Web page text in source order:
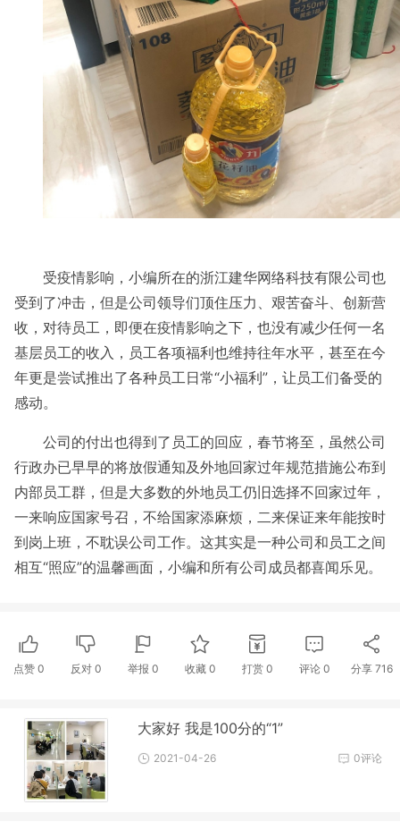
受疫情影响，小编所在的浙江建华网络科技有限公司也
受到了冲击，但是公司领导们顶住压力、艰苦奋斗、创新营
收，对待员工，即便在疫情影响之下，也没有减少任何一名
基层员工的收入，员工各项福利也维持往年水平，甚至在今
年更是尝试推出了各种员工日常“小福利”，让员工们备受的
感动。
公司的付出也得到了员工的回应，春节将至，虽然公司
行政办已早早的将放假通知及外地回家过年规范措施公布到
内部员工群，但是大多数的外地员工仍旧选择不回家过年，
一来响应国家号召，不给国家添麻烦，二来保证来年能按时
到岗上班，不耽误公司工作。这其实是一种公司和员工之间
相互“照应”的温馨画面，小编和所有公司成员都喜闻乐见。
点赞 0 反对 0 举报 0 收藏 0 打赏 0 评论 0 分享 716
大家好 我是100分的“1”
0评论
2021-04-26